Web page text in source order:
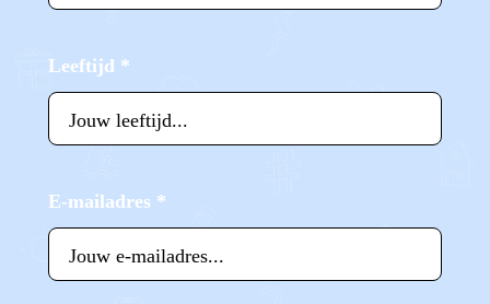
Leeftijd *
E-mailadres *